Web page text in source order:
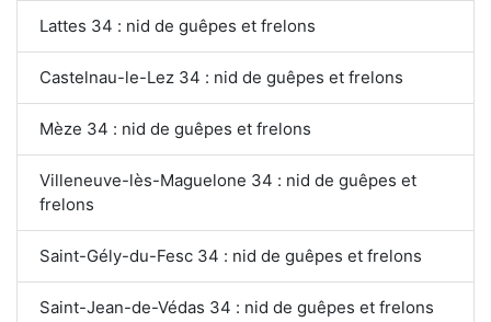
Lattes 34 : nid de guêpes et frelons
Castelnau-le-Lez 34 : nid de guêpes et frelons
Mèze 34 : nid de guêpes et frelons
Villeneuve-lès-Maguelone 34 : nid de guêpes et
frelons
Saint-Gély-du-Fesc 34 : nid de guêpes et frelons
Saint-Jean-de-Védas 34 : nid de guêpes et frelons